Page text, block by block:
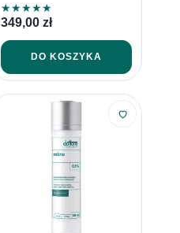
★★★★★
349,00 zł
DO KOSZYKA